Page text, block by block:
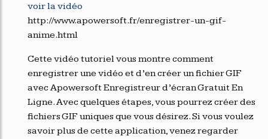
voir la vidéo
http://www.apowersoft.fr/enregistrer-un-gif-
anime.html
Cette vidéo tutoriel vous montre comment
enregistrer une vidéo et d’en créer un fichier GIF
avec Apowersoft Enregistreur d’écran Gratuit En
Ligne. Avec quelques étapes, vous pourrez créer des
fichiers GIF uniques que vous désirez. Si vous voulez
savoir plus de cette application, venez regarder